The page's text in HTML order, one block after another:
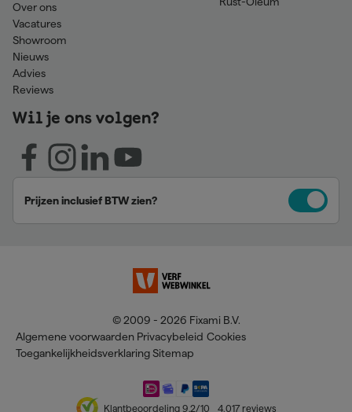
Over ons
Vacatures
Showroom
Nieuws
Advies
Reviews
Wil je ons volgen?
Prijzen inclusief BTW zien?
© 2009 - 2026 Fixami B.V.
Algemene voorwaarden Privacybeleid Cookies
Toegankelijkheidsverklaring Sitemap
Klantbeoordeling 9,2/10 4.017 reviews